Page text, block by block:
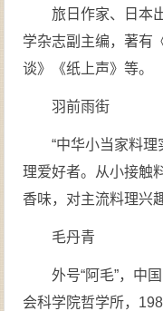
旅日作家、日本
学杂志副主编，著有
谈》《纸上声》等。
羽前雨街
“中华小当家料
理爱好者。从小接触
香味，对主流料理兴
毛丹青
外号“阿毛”，中
会科学院哲学所，